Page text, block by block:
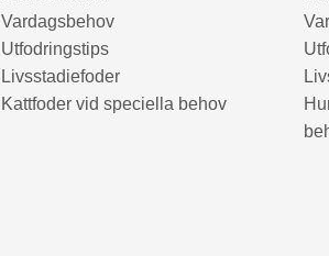
Vardagsbehov
Utfodringstips
Livsstadiefoder
Kattfoder vid speciella behov